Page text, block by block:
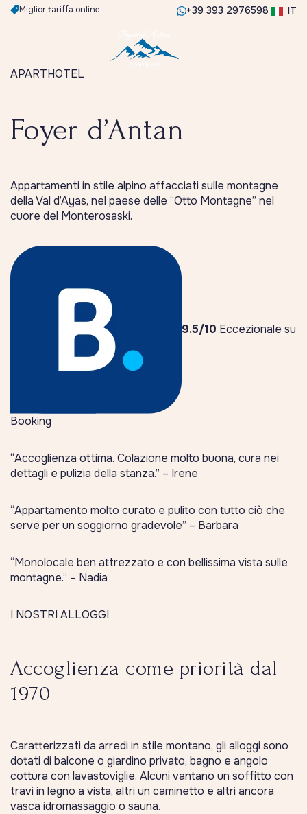
Miglior tariffa online +39 393 2976598 IT
APARTHOTEL
Foyer d’Antan
Appartamenti in stile alpino affacciati sulle montagne
della Val d’Ayas, nel paese delle “Otto Montagne” nel
cuore del Monterosaski.
9.5/10 Eccezionale su
Booking
“Accoglienza ottima. Colazione molto buona, cura nei
dettagli e pulizia della stanza.” – Irene
“Appartamento molto curato e pulito con tutto ciò che
serve per un soggiorno gradevole” – Barbara
“Monolocale ben attrezzato e con bellissima vista sulle
montagne.” – Nadia
I NOSTRI ALLOGGI
Accoglienza come priorità dal
1970
Caratterizzati da arredi in stile montano, gli alloggi sono
dotati di balcone o giardino privato, bagno e angolo
cottura con lavastoviglie. Alcuni vantano un soffitto con
travi in legno a vista, altri un caminetto e altri ancora
vasca idromassaggio o sauna.